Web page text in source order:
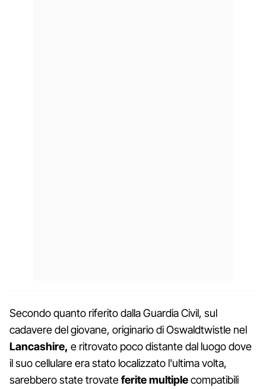
Secondo quanto riferito dalla Guardia Civil, sul
cadavere del giovane, originario di Oswaldtwistle nel
Lancashire, e ritrovato poco distante dal luogo dove
il suo cellulare era stato localizzato l'ultima volta,
sarebbero state trovateferite multiplecompatibili